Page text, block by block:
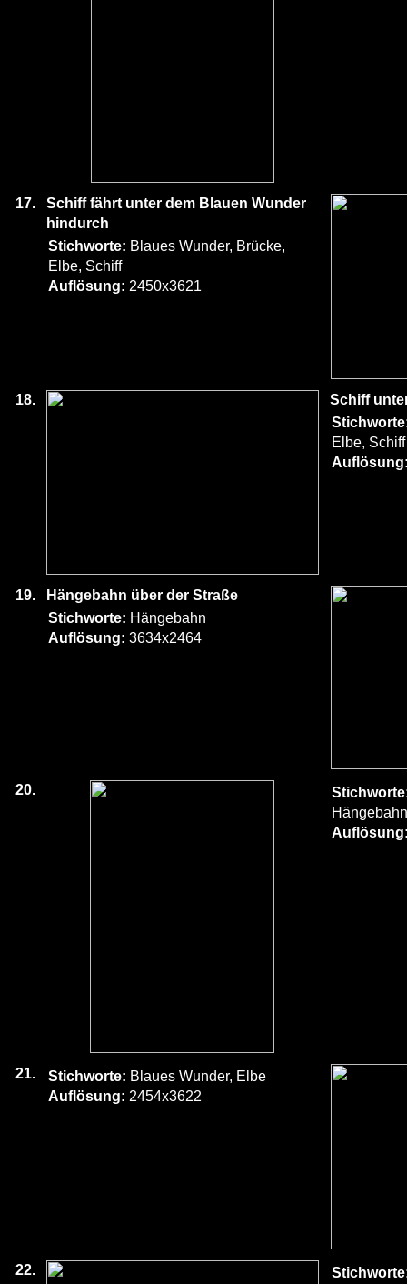
17.
Schiff fährt unter dem Blauen Wunder
hindurch
Stichworte: Blaues Wunder, Brücke,
Elbe, Schiff
Auflösung: 2450x3621
18.
Schiff
Elbe, Schiff
19.
Hängebahn über der Straße
Stichworte: Hängebahn
Auflösung: 3634x2464
20.
21. Stichworte: Blaues Wunder, Elbe
Auflösung: 2454x3622
22.